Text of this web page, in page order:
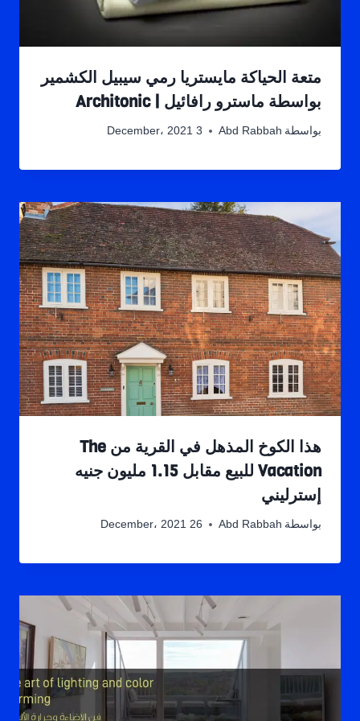
متعة الحياكة مايستريا رمي سيبيل الكشمير
بواسطة ماسترو رافائيل | Architonic
بواسطة Abd Rabbah 3 December، 2021
هذا الكوخ المذهل في القرية من The
Vacation للبيع مقابل 1.15 مليون جنيه
إسترليني
بواسطة Abd Rabbah 26 December، 2021